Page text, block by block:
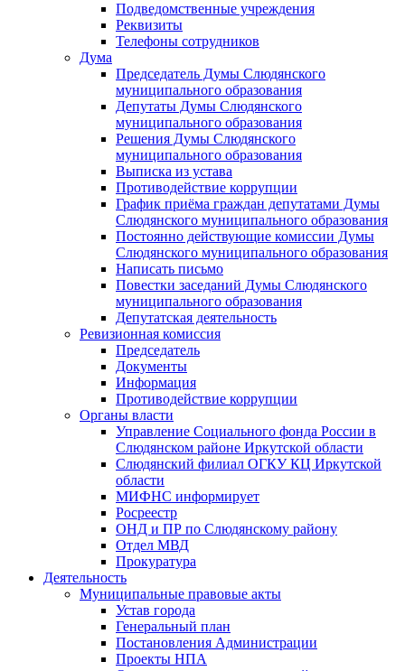
Подведомственные учреждения
Реквизиты
Телефоны сотрудников
Дума
Председатель Думы Слюдянского
муниципального образования
Депутаты Думы Слюдянского
муниципального образования
Решения Думы Слюдянского
муниципального образования
Выписка из устава
Противодействие коррупции
График приёма граждан депутатами Думы
Слюдянского муниципального образования
Постоянно действующие комиссии Думы
Слюдянского муниципального образования
Написать письмо
Повестки заседаний Думы Слюдянского
муниципального образования
Депутатская деятельность
Ревизионная комиссия
Председатель
Документы
Информация
Противодействие коррупции
Органы власти
Управление Социального фонда России в
Слюдянском районе Иркутской области
Слюдянский филиал ОГКУ КЦ Иркутской
области
МИФНС информирует
Росреестр
ОНД и ПР по Слюдянскому району
Отдел МВД
Прокуратура
Деятельность
Муниципальные правовые акты
Устав города
Генеральный план
Постановления Администрации
Проекты НПА